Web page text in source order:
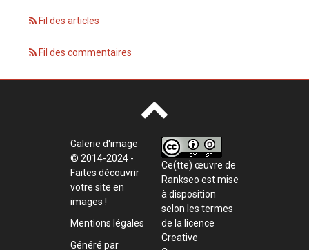
Fil des articles
Fil des commentaires
Galerie d'image
© 2014-2024 -
Faites découvrir
votre site en
images !
Mentions légales
Généré par
Ce(tte) œuvre de
Rankseo est mise
à disposition
selon les termes
de la licence
Creative